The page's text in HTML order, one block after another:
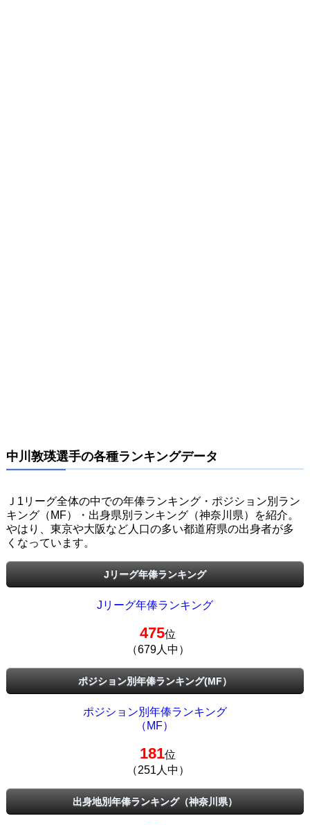
中川敦瑛選手の各種ランキングデータ
Ｊ1リーグ全体の中での年俸ランキング・ポジション別ラン
キング（MF）・出身県別ランキング（神奈川県）を紹介。
やはり、東京や大阪など人口の多い都道府県の出身者が多
くなっています。
Jリーグ年俸ランキング
Jリーグ年俸ランキング
475位
（679人中）
ポジション別年俸ランキング(MF）
ポジション別年俸ランキング
（MF）
181位
（251人中）
出身地別年俸ランキング（神奈川県）